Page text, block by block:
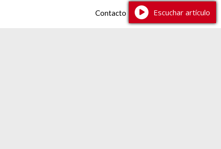
Contacto
Escuchar artículo